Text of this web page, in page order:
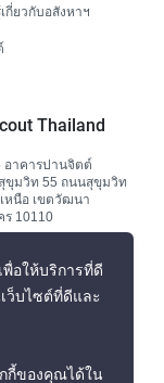
กี่ยวกับอสังหาฯ
Thailand
อาคารปานจิตต์
ขุมวิท 55 ถนนสุขุมวิท
หนือ เขตวัฒนา
ร 10110
อให้บริการที่ดี
ว็บไซต์ที่ดีและ
กี้ของคุณได้ใน